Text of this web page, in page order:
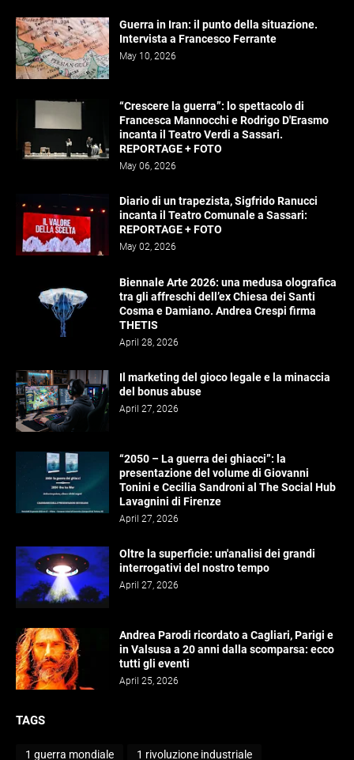
Guerra in Iran: il punto della situazione.
Intervista a Francesco Ferrante
May 10, 2026
“Crescere la guerra”: lo spettacolo di
Francesca Mannocchi e Rodrigo D'Erasmo
incanta il Teatro Verdi a Sassari.
REPORTAGE + FOTO
May 06, 2026
Diario di un trapezista, Sigfrido Ranucci
incanta il Teatro Comunale a Sassari:
REPORTAGE + FOTO
May 02, 2026
Biennale Arte 2026: una medusa olografica
tra gli affreschi dell’ex Chiesa dei Santi
Cosma e Damiano. Andrea Crespi firma
THETIS
April 28, 2026
Il marketing del gioco legale e la minaccia
del bonus abuse
April 27, 2026
“2050 – La guerra dei ghiacci”: la
presentazione del volume di Giovanni
Tonini e Cecilia Sandroni al The Social Hub
Lavagnini di Firenze
April 27, 2026
Oltre la superficie: un'analisi dei grandi
interrogativi del nostro tempo
April 27, 2026
Andrea Parodi ricordato a Cagliari, Parigi e
in Valsusa a 20 anni dalla scomparsa: ecco
tutti gli eventi
April 25, 2026
TAGS
1 guerra mondiale 1 rivoluzione industriale